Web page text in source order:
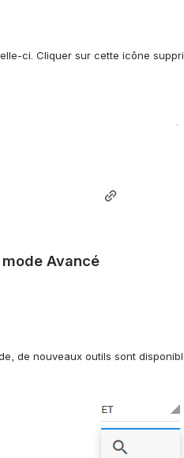
ci. Cliquer sur cette icône
mode Avancé
de nouveaux outils sont